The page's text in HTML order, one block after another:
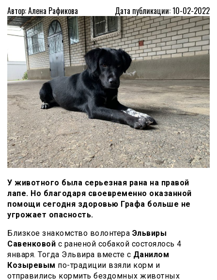
Автор: Алена Рафикова Дата публикации: 10-02-2022
У животного была серьезная рана на правой
лапе. Но благодаря своевременно оказанной
помощи сегодня здоровью Графа больше не
угрожает опасность.
Близкое знакомство волонтера Эльвиры
Савенковой с раненой собакой состоялось 4
января. Тогда Эльвира вместе с Данилом
Козыревым по-традиции взяли корм и
отправились кормить бездомных животных